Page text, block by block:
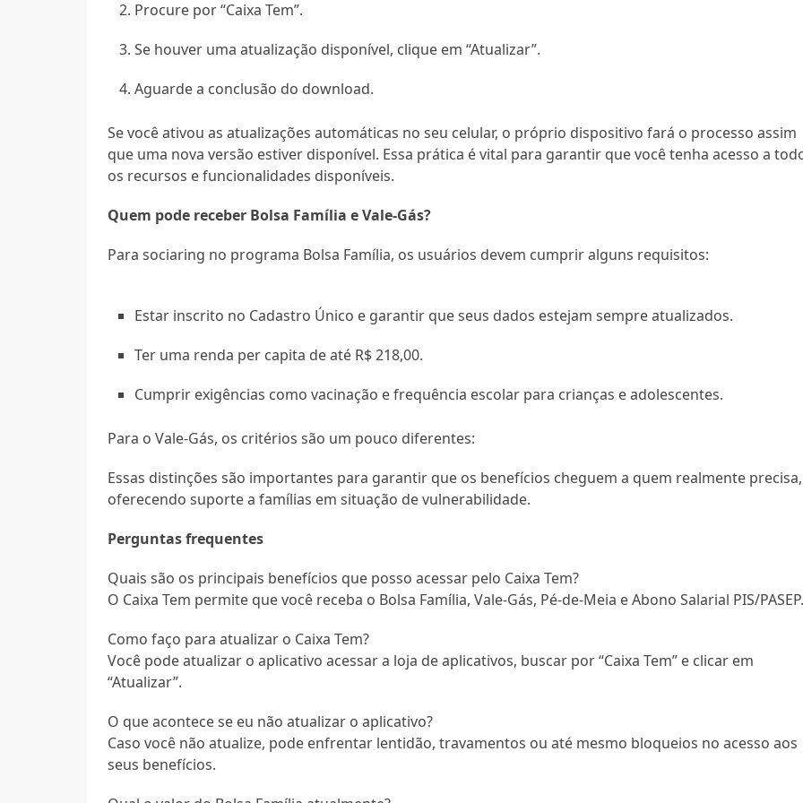
Procure por “Caixa Tem”.
Se houver uma atualização disponível, clique em “Atualizar”.
Aguarde a conclusão do download.
Se você ativou as atualizações automáticas no seu celular, o próprio dispositivo fará o processo assim
que uma nova versão estiver disponível. Essa prática é vital para garantir que você tenha acesso a
os recursos e funcionalidades disponíveis.
Quem pode receber Bolsa Família e Vale-Gás?
Para sociaring no programa Bolsa Família, os usuários devem cumprir alguns requisitos:
Estar inscrito no Cadastro Único e garantir que seus dados estejam sempre atualizados.
Ter uma renda per capita de até R$ 218,00.
Cumprir exigências como vacinação e frequência escolar para crianças e adolescentes.
Para o Vale-Gás, os critérios são um pouco diferentes:
Essas distinções são importantes para garantir que os benefícios cheguem a quem realmente precisa,
oferecendo suporte a famílias em situação de vulnerabilidade.
Perguntas frequentes
Quais são os principais benefícios que posso acessar pelo Caixa Tem?
O Caixa Tem permite que você receba o Bolsa Família, Vale-Gás, Pé-de-Meia e Abono Salarial PIS/
Como faço para atualizar o Caixa Tem?
Você pode atualizar o aplicativo acessar a loja de aplicativos, buscar por “Caixa Tem” e clicar em
“Atualizar”.
O que acontece se eu não atualizar o aplicativo?
Caso você não atualize, pode enfrentar lentidão, travamentos ou até mesmo bloqueios no acesso aos
seus benefícios.